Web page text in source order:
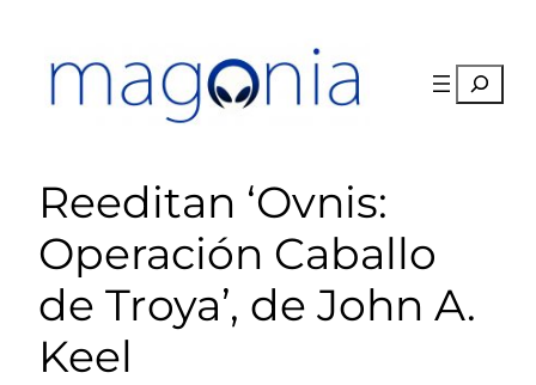
contenido
Buscar
Reeditan ‘Ovnis:
Operación Caballo
de Troya’, de John A.
Keel